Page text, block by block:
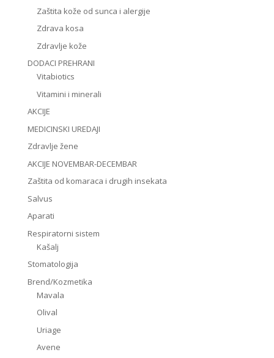
Zaštita kože od sunca i alergije
Zdrava kosa
Zdravlje kože
DODACI PREHRANI
Vitabiotics
Vitamini i minerali
AKCIJE
MEDICINSKI UREDAJI
Zdravlje žene
AKCIJE NOVEMBAR-DECEMBAR
Zaštita od komaraca i drugih insekata
Salvus
Aparati
Respiratorni sistem
Kašalj
Stomatologija
Brend/Kozmetika
Mavala
Olival
Uriage
Avene